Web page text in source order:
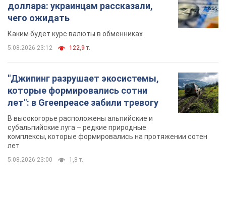
доллара: украинцам рассказали,
чего ожидать
Каким будет курс валюты в обменниках
5.08.2026 23:12 122,9 т.
"Джипинг разрушает экосистемы,
которые формировались сотни
лет": в Greenpeace забили тревогу
В высокогорье расположены альпийские и
субальпийские луга – редкие природные
комплексы, которые формировались на протяжении сотен
лет
5.08.2026 23:00 1,8 т.